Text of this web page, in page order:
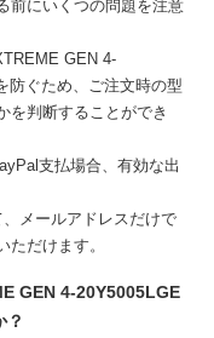
前にいくつの問題を注意
GEN 4-
防ぐため、ご注文時の型
を判断することができ
支払場合、有効な出
メールアドレスだけで
だけます。
GEN 4-20Y5005LGE
？